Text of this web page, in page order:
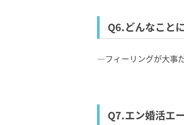
Q6.どんなこと
―フィーリングが大事
Q7.エン婚活エ